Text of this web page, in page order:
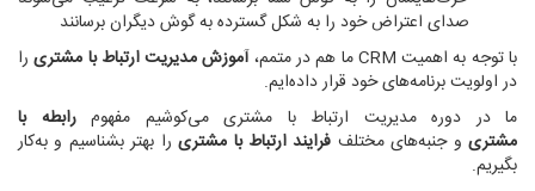
صدای اعتراض خود را به شکل گسترده به گوش دیگران برسانند
با توجه به اهمیت CRM ما هم در متمم،
آموزش مدیریت ارتباط با مشتری را
در اولویت برنامه‌های خود قرار داده‌ایم.
ما در دوره مدیریت ارتباط با مشتری می‌کوشیم مفهومرابطه با
مشتری و جنبه‌های مختلف فرایند ارتباط با مشتریرا بهتر بشناسیم و به‌کار
بگیریم.